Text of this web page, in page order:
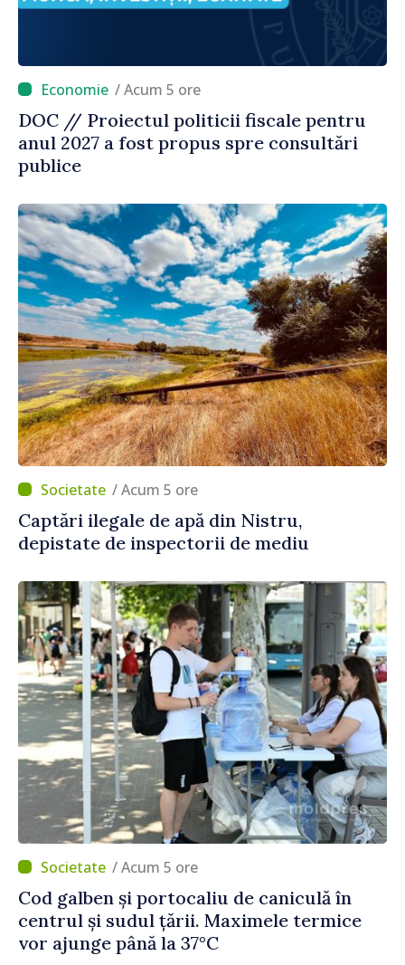
/ Acum 5 ore
DOC // Proiectul politicii fiscale pentru
anul 2027 a fost propus spre consultări
publice
/ Acum 5 ore
Captări ilegale de apă din Nistru,
depistate de inspectorii de mediu
/ Acum 5 ore
Cod galben și portocaliu de caniculă în
centrul și sudul țării. Maximele termice
vor ajunge până la 37°C